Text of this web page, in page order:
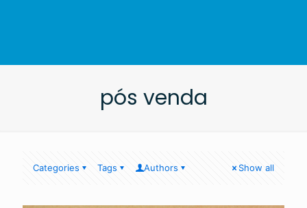
pós venda
Categories Tags Authors Show all